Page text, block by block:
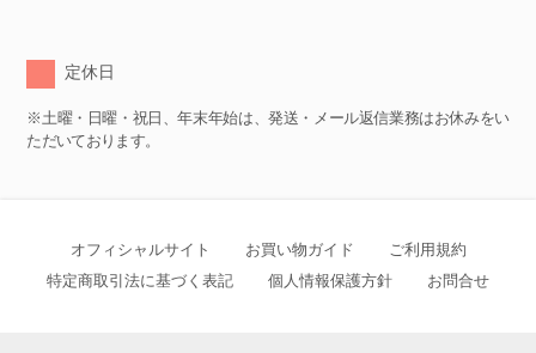
定休日
※土曜・日曜・祝日、年末年始は、発送・メール返信業務はお休みをい
ただいております。
オフィシャルサイト お買い物ガイド
ご利用規約
特定商取引法に基づく表記
個人情報保護方針 お問合せ